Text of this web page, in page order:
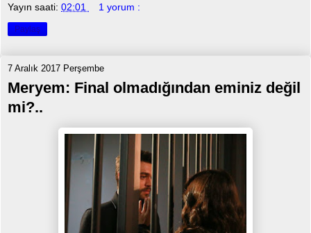
Yayın saati: 02:01 1 yorum :
Paylaş
7 Aralık 2017 Perşembe
Meryem: Final olmadığından eminiz değil
mi?..